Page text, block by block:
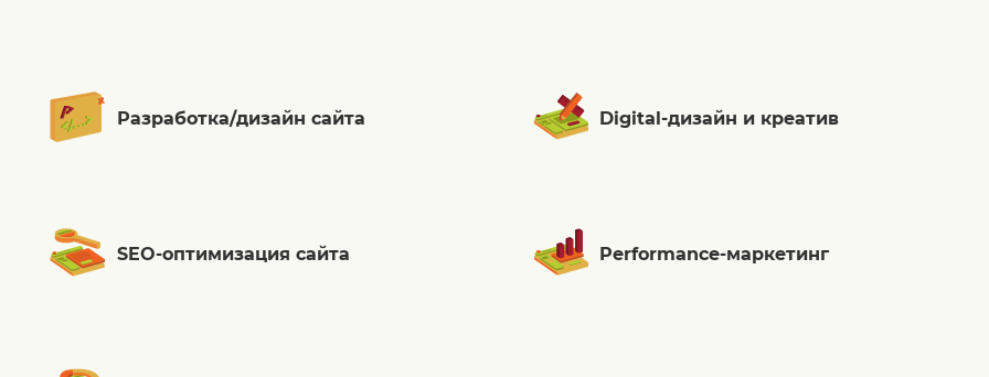
Разработка/дизайн сайта Digital-дизайн и креатив
SEO-оптимизация сайта Performance-маркетинг